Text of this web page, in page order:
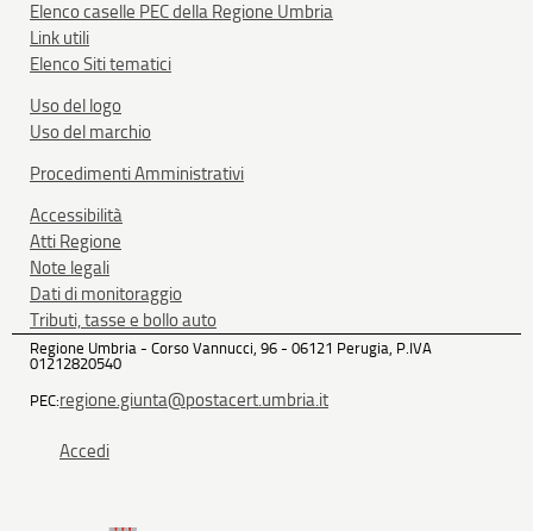
Elenco caselle PEC della Regione Umbria
Link utili
Elenco Siti tematici
Uso del logo
Uso del marchio
Procedimenti Amministrativi
Accessibilità
Atti Regione
Note legali
Dati di monitoraggio
Tributi, tasse e bollo auto
Regione Umbria - Corso Vannucci, 96 - 06121 Perugia, P.IVA
01212820540
PEC:regione.giunta@postacert.umbria.it
Accedi